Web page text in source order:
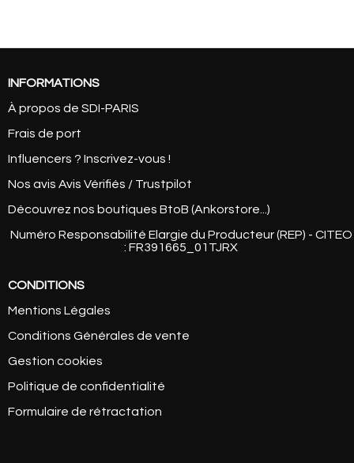
INFORMATIONS
À propos de SDI-PARIS
Frais de port
Influencers ? Inscrivez-vous !
Nos avis Avis Vérifiés / Trustpilot
Découvrez nos boutiques BtoB (Ankorstore...)
Numéro Responsabilité Elargie du Producteur (REP) - CITEO
: FR391665_01TJRX
CONDITIONS
Mentions Légales
Conditions Générales de vente
Gestion cookies
Politique de confidentialité
Formulaire de rétractation